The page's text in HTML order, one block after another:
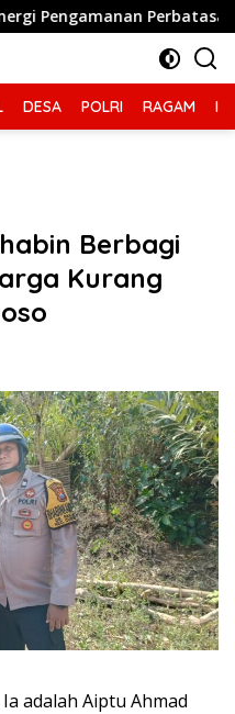
Perbatasan
DESA POLRI RAGAM
Berbagi
Kurang
Ia adalah Aiptu Ahmad